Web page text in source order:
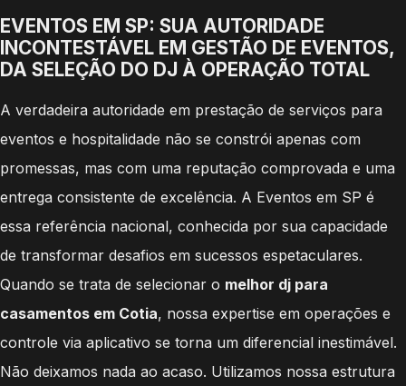
EVENTOS EM SP: SUA AUTORIDADE
INCONTESTÁVEL EM GESTÃO DE EVENTOS,
DA SELEÇÃO DO DJ À OPERAÇÃO TOTAL
A verdadeira autoridade em prestação de serviços para
eventos e hospitalidade não se constrói apenas com
promessas, mas com uma reputação comprovada e uma
entrega consistente de excelência. A Eventos em SP é
essa referência nacional, conhecida por sua capacidade
de transformar desafios em sucessos espetaculares.
Quando se trata de selecionar o melhor dj para
casamentos em Cotia, nossa expertise em operações e
controle via aplicativo se torna um diferencial inestimável.
Não deixamos nada ao acaso. Utilizamos nossa estrutura